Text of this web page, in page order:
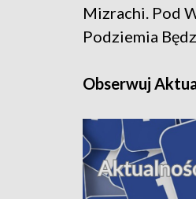
Mizrachi. Pod
Podziemia
Obserwuj